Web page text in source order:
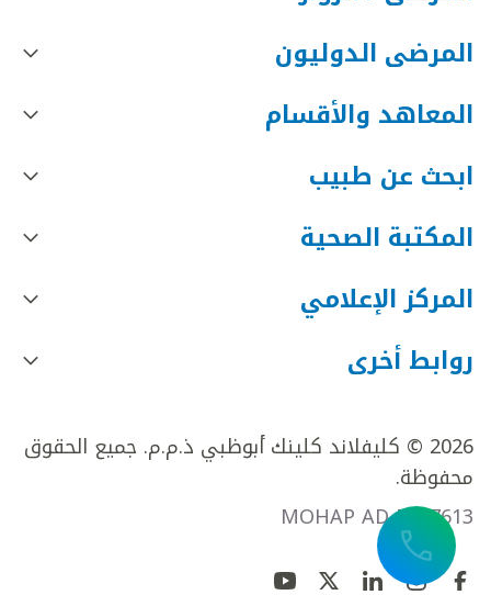
المرضى الدوليون
المعاهد والأقسام
ابحث عن طبيب
المكتبة الصحية
المركز الإعلامي
روابط أخرى
2026 © كليفلاند كلينك أبوظبي ذ.م.م. جميع الحقوق
محفوظة.
MOHAP AD FR27613